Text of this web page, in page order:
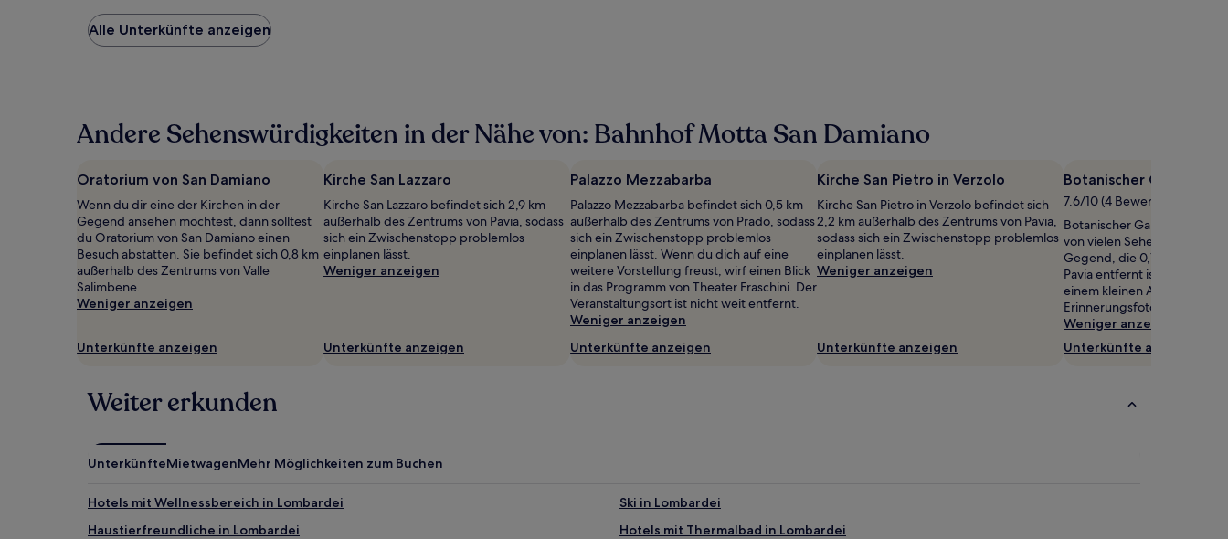
der
niedrigste
Preis
den
letzten
für
Aufenthalt
mit
1 Übernachtung
von
2 Erwachsenen
gefunden
wurde.
Verfügbarkeiten
ändern.
Bedingungen
Alle Unterkünfte anzeigen
Andere Sehenswürdigkeiten in der Nähe von: Bahnhof Motta San Damiano
Oratorium von San Damiano
Wenn du dir eine der Kirchen in der
Gegend ansehen möchtest, dann solltest
du Oratorium von San Damiano einen
Besuch abstatten. Sie befindet sich 0,8 km
außerhalb des Zentrums von Valle
Salimbene.
Weniger anzeigen
Unterkünfte anzeigen
Kirche San Lazzaro
Kirche San Lazzaro befindet sich 2,9 km
außerhalb des Zentrums von Pavia, sodass
sich ein Zwischenstopp problemlos
einplanen lässt.
Weniger anzeigen
Unterkünfte anzeigen
Palazzo Mezzabarba
Palazzo Mezzabarba befindet sich 0,5 km
außerhalb des Zentrums von Prado, sodass
sich ein Zwischenstopp problemlos
einplanen lässt. Wenn du dich auf eine
weitere Vorstellung freust, wirf einen Blick
in das Programm von Theater Fraschini. Der
Veranstaltungsort ist nicht weit entfernt.
Weniger anzeigen
Unterkünfte anzeigen
Kirche San Pietro in Verzolo
Kirche San Pietro in Verzolo befindet sich
2,2 km außerhalb des Zentrums von Pavia,
sodass sich ein Zwischenstopp problemlos
einplanen lässt.
Weniger anzeigen
Unterkünfte anzeigen
Botanischer Garten
7.6/10 (4 Bewertungen)
Botanischer Garten von
von vielen
Gegend, die 0,7 km vom
Pavia entfernt ist – wie wäre
einem kleinen Abstecher,
Erinnerungsfotos zu
Weniger anzeigen
Unterkünfte anzeigen
Weiter erkunden
UnterkünfteMietwagenMehr Möglichkeiten zum Buchen
Hotels mit Wellnessbereich in Lombardei
Ski in Lombardei
Haustierfreundliche in Lombardei
Hotels mit Thermalbad in Lombardei